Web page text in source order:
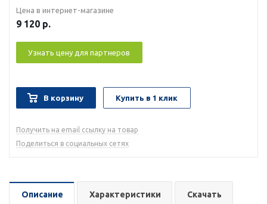
Цена в интернет-магазине
9 120 р.
Узнать цену для партнеров
В корзину Купить в 1 клик
Получить на email ссылку на товар
Поделиться в социальных сетях
Описание Характеристики Скачать